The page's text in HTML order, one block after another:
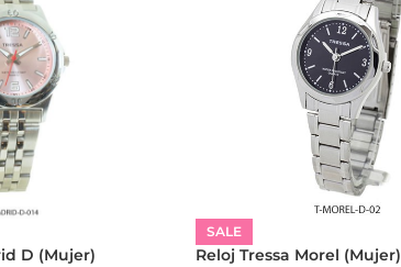
D (Mujer)
SALE
Reloj Tressa Morel (Mujer)